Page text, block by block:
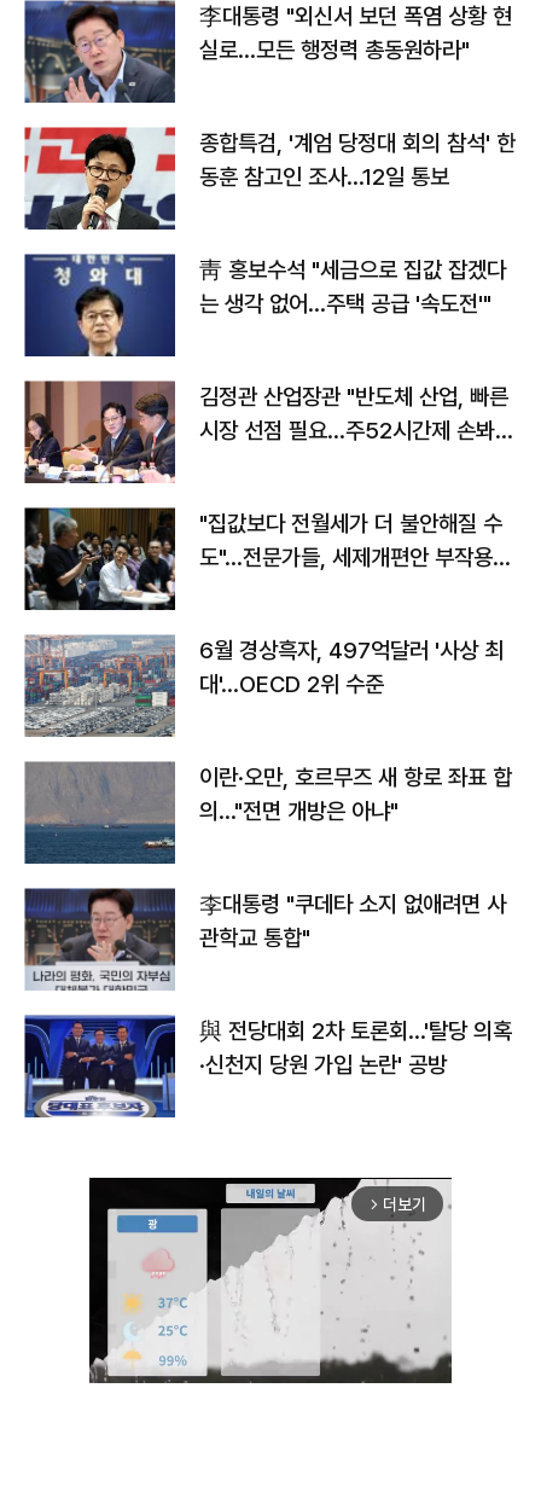
李대통령 "외신서 보던 폭염 상황 현
실로…모든 행정력 총동원하라"
종합특검, '계엄 당정대 회의 참석' 한
동훈 참고인 조사...12일 통보
靑 홍보수석 "세금으로 집값 잡겠다
는 생각 없어…주택 공급 '속도전'"
김정관 산업장관 "반도체 산업, 빠른
시장 선점 필요…주52시간제 손봐
"집값보다 전월세가 더 불안해질 수
도"…전문가들, 세제개편안 부작용
6월 경상흑자, 497억달러 '사상 최
대'…OECD 2위 수준
이란·오만, 호르무즈 새 항로 좌표 합
의…"전면 개방은 아냐"
李대통령 "쿠데타 소지 없애려면 사
관학교 통합"
與 전당대회 2차 토론회…'탈당 의혹
·신천지 당원 가입 논란' 공방
arrow_forward_ios 더보기